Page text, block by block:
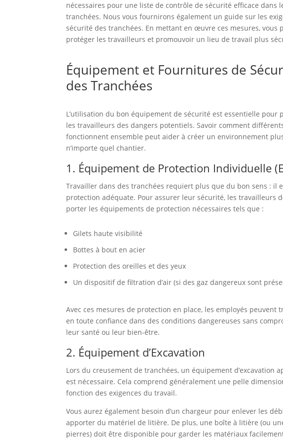
nécessaires pour une liste de contrôle de sécurité efficace dans
tranchées. Nous vous fournirons également un guide sur les
sécurité des tranchées. En mettant en œuvre ces mesures, vous
protéger les travailleurs et promouvoir un lieu de travail plus
Équipement et Fournitures de
des Tranchées
L’utilisation du bon équipement de sécurité est essentielle pour
les travailleurs des dangers potentiels. Savoir comment
fonctionnent ensemble peut aider à créer un environnement
n’importe quel chantier.
1. Équipement de Protection Individuelle
Travailler dans des tranchées requiert plus que du bon sens : il
protection adéquate. Pour assurer leur sécurité, les travailleurs
porter les équipements de protection nécessaires tels que :
Gilets haute visibilité
Bottes à bout en acier
Protection des oreilles et des yeux
Un dispositif de filtration d’air (si des gaz dangereux sont
Avec ces mesures de protection en place, les employés peuvent
en toute confiance dans des conditions dangereuses sans
leur santé ou leur bien-être.
2. Équipement d’Excavation
Lors du creusement de tranchées, un équipement d’excavation
est nécessaire. Cela comprend généralement une pelle
fonction des exigences du travail.
Vous aurez également besoin d’un chargeur pour enlever les
apporter du matériel de litière. De plus, une boîte à litière (ou
pierres) doit être disponible pour garder les matériaux